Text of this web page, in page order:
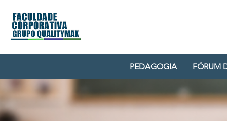
PEDAGOGIA FÓRUM